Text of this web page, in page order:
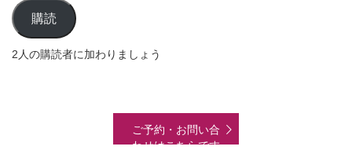
ル
ア
ド
レ
購読
2人の購読者に加わりましょう
ご予約・お問い合
わせはこちらです